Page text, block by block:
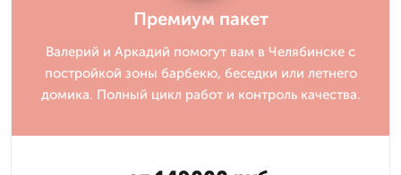
Премиум пакет
Валерий и Аркадий помогут вам в Челябинске с
постройкой зоны барбекю, беседки или летнего
домика. Полный цикл работ и контроль качества.